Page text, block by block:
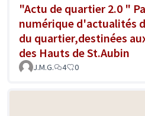
"Actu de quartier 2.0 "
numérique d'actualités
du quartier,destinées
des Hauts de St.Aubin
J.M.G. 4 0